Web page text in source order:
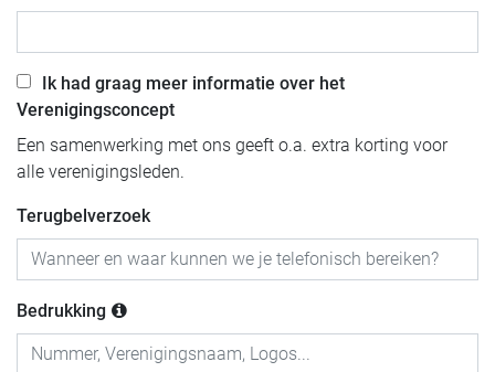
Ik had graag meer informatie over het
Verenigingsconcept
Een samenwerking met ons geeft o.a. extra korting voor
alle verenigingsleden.
Terugbelverzoek
Bedrukking